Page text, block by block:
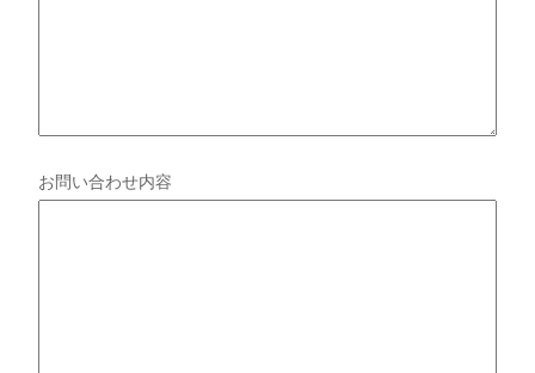
お問い合わせ内容